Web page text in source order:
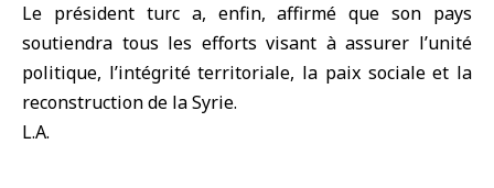
Le président turc a, enfin, affirmé que son pays
soutiendra tous les efforts visant à assurer l’unité
politique, l’intégrité territoriale, la paix sociale et la
reconstruction de la Syrie.
L.A.